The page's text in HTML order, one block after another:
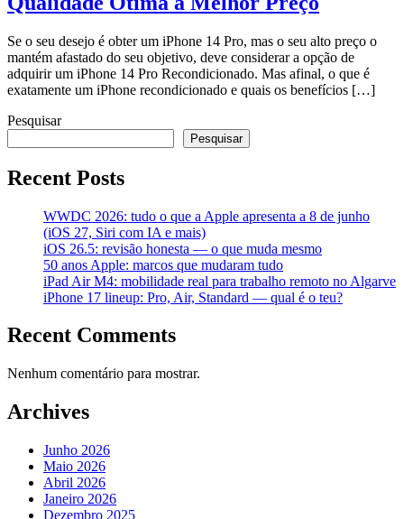
Se o seu desejo é obter um iPhone 14 Pro, mas o seu alto preço o
mantém afastado do seu objetivo, deve considerar a opção de
adquirir um iPhone 14 Pro Recondicionado. Mas afinal, o que é
exatamente um iPhone recondicionado e quais os benefícios […]
Pesquisar
Pesquisar
Recent Posts
WWDC 2026: tudo o que a Apple apresenta a 8 de junho
(iOS 27, Siri com IA e mais)
iOS 26.5: revisão honesta — o que muda mesmo
50 anos Apple: marcos que mudaram tudo
iPad Air M4: mobilidade real para trabalho remoto no Algarve
iPhone 17 lineup: Pro, Air, Standard — qual é o teu?
Recent Comments
Nenhum comentário para mostrar.
Archives
Junho 2026
Maio 2026
Abril 2026
Janeiro 2026
Dezembro 2025